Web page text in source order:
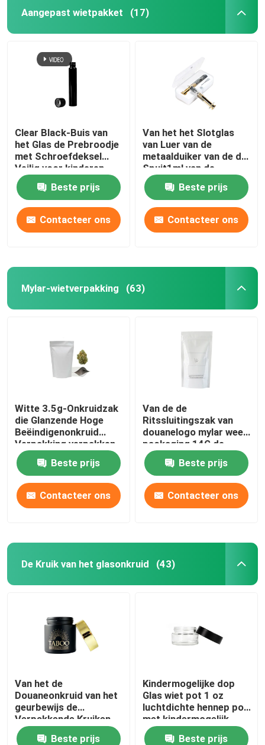
De Kruik van het Borosilicateglas
Pop-top buizen
Kruid Tabak Grinder
Pre-roll kegel
Aangepast wietpakket (17)
Clear Black-Buis van
het Glas de Prebroodje
met Schroefdeksel
Veilig voor kinderen
22x116mm
Beste prijs
Contacteer ons
Van het het Slotglas
van Luer van de
metaalduiker van de de
Spuit1ml van de
Oliespuiten de Zilveren
Gouden Duiker
Beste prijs
Contacteer ons
Mylar-wietverpakking (63)
Witte 3.5g-Onkruidzak
die Glanzende Hoge
Beëindigenonkruid
Verpakking verpakken
Beste prijs
Contacteer ons
Van de de
Ritssluitingszak van
douanelogo mylar weed
packaging 14G de
bloem Verpakking
Beste prijs
Contacteer ons
De Kruik van het glasonkruid (43)
Van het de
Douaneonkruid van het
geurbewijs de
Verpakkende Kruiken
3.5g voor bloem
Beste prijs
Kindermogelijke dop
Glas wiet pot 1 oz
luchtdichte hennep pot
met kindermogelijk
deksel
Beste prijs